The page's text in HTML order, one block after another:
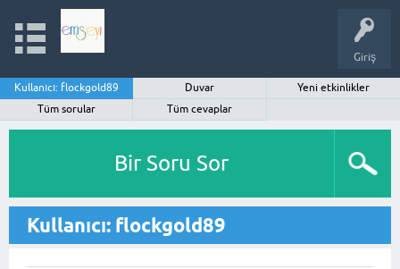
Giriş
Kullanıcı: flockgold89 Duvar
Yeni etkinlikler
Tüm sorular
Tüm cevaplar
Bir Soru Sor
Kullanıcı: flockgold89